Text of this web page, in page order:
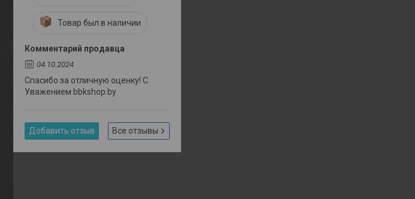
Товар был в наличии
Комментарий продавца
04.10.2024
Спасибо за отличную оценку! С
Уважением bbkshop.by
Добавить отзыв Все отзывы